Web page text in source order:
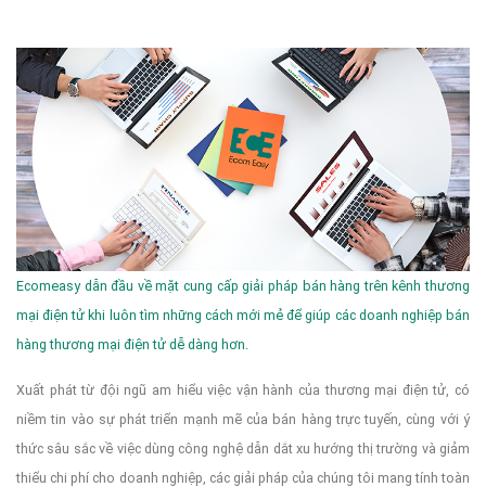
Ecomeasy dẫn đầu về mặt cung cấp giải pháp bán hàng trên kênh thương
mại điện tử khi luôn tìm những cách mới mẻ để giúp các doanh nghiệp bán
hàng thương mại điện tử dễ dàng hơn.
Xuất phát từ đội ngũ am hiểu việc vận hành của thương mại điện tử, có
niềm tin vào sự phát triển mạnh mẽ của bán hàng trực tuyến, cùng với ý
thức sâu sắc về việc dùng công nghệ dẫn dắt xu hướng thị trường và giảm
thiểu chi phí cho doanh nghiệp, các giải pháp của chúng tôi mang tính toàn